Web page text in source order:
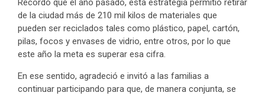
Recordó que el año pasado, esta estrategia permitió retirar
de la ciudad más de 210 mil kilos de materiales que
pueden ser reciclados tales como plástico, papel, cartón,
pilas, focos y envases de vidrio, entre otros, por lo que
este año la meta es superar esa cifra.
En ese sentido, agradeció e invitó a las familias a
continuar participando para que, de manera conjunta, se